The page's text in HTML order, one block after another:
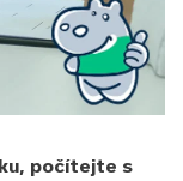
počítejte s